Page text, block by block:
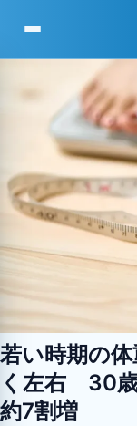
若い時期の
く左右 30歳
約7割増